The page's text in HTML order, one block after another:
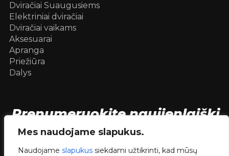
Mes naudojame slapukus.
Naudojame slapukus siekdami užtikrinti, kad mūsų
Dviračiai Suaugusiems
Elektriniai dviračiai
Dviračiai vaikams
Aksesuarai
Apranga
Priežiūra
Dalys
Prenumeruokite naujienlaiškį
[mc4wp_form id=104736]